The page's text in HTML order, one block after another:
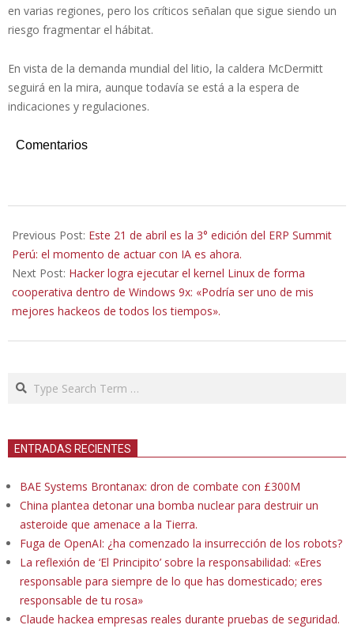
en varias regiones, pero los críticos señalan que sigue siendo un
riesgo fragmentar el hábitat.
En vista de la demanda mundial del litio, la caldera McDermitt
seguirá en la mira, aunque todavía se está a la espera de
indicaciones y regulaciones.
Comentarios
04-
23
Previous Post: Este 21 de abril es la 3° edición del ERP Summit
Perú: el momento de actuar con IA es ahora.
Next Post: Hacker logra ejecutar el kernel Linux de forma
cooperativa dentro de Windows 9x: «Podría ser uno de mis
mejores hackeos de todos los tiempos».
Search
ENTRADAS RECIENTES
BAE Systems Brontanax: dron de combate con £300M
China plantea detonar una bomba nuclear para destruir un
asteroide que amenace a la Tierra.
Fuga de OpenAI: ¿ha comenzado la insurrección de los robots?
La reflexión de ‘El Principito’ sobre la responsabilidad: «Eres
responsable para siempre de lo que has domesticado; eres
responsable de tu rosa»
Claude hackea empresas reales durante pruebas de seguridad.